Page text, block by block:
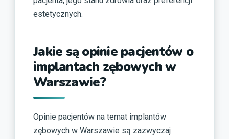
estetycznych.
Jakie są opinie pacjentów o
implantach zębowych w
Warszawie?
Opinie pacjentów na temat implantów
zębowych w Warszawie są zazwyczaj